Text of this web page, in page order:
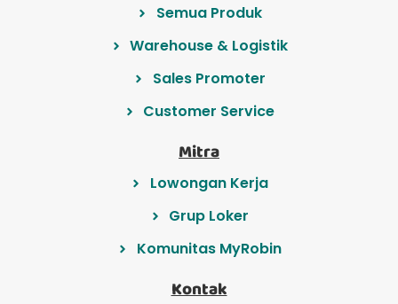
Semua Produk
Warehouse & Logistik
Sales Promoter
Customer Service
Mitra
Lowongan Kerja
Grup Loker
Komunitas MyRobin
Kontak